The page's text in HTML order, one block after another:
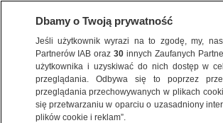
METEO
PROGNOZA
Dbamy o Twoją prywatność
Jeśli użytkownik wyrazi na to zgodę, my,
Partnerów IAB oraz30 innych Zaufanych
użytkownika i uzyskiwać do nich dostęp w
przeglądania. Odbywa się to poprzez
przeglądania przechowywanych w plikach
się przetwarzaniu w oparciu o uzasadniony
plików cookie i reklam”.